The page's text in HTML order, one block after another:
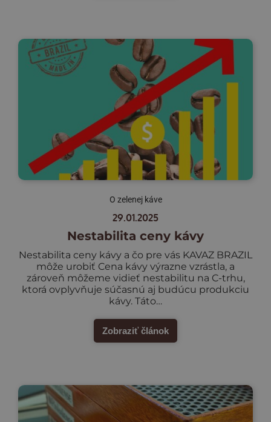
O zelenej káve
29.01.2025
Nestabilita ceny kávy
Nestabilita ceny kávy a čo pre vás KAVAZ BRAZIL
môže urobiť Cena kávy výrazne vzrástla, a
zároveň môžeme vidieť nestabilitu na C-trhu,
ktorá ovplyvňuje súčasnú aj budúcu produkciu
kávy. Táto…
Zobraziť článok